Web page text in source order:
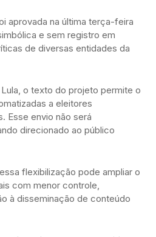
aprovada na última terça-feira
e sem registro em
de diversas entidades da
o texto do projeto permite o
a eleitores
Esse envio não será
direcionado ao público
flexibilização pode ampliar o
com menor controle,
à disseminação de conteúdo